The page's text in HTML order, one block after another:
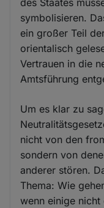
des Staates
symbolisieren.
ein großer Teil
orientalisch
Vertrauen in die
Amtsführung
Um es klar zu
nicht von den
sondern von
anderer stören.
Thema: Wie
wenn einige